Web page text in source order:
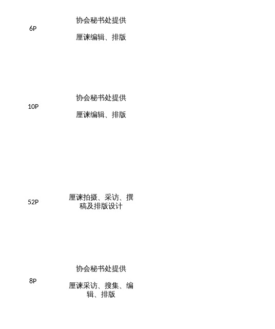
6P
协会秘书处提供
厘谏编辑、排版
10P
协会秘书处提供
厘谏编辑、排版
52P
厘谏拍摄、采访、撰
稿及排版设计
8P
协会秘书处提供
厘谏采访、搜集、编
辑、排版